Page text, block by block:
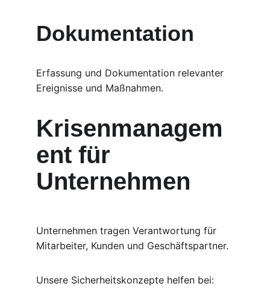
Dokumentation
Erfassung und Dokumentation relevanter
Ereignisse und Maßnahmen.
Krisenmanagem
ent für
Unternehmen
Unternehmen tragen Verantwortung für
Mitarbeiter, Kunden und Geschäftspartner.
Unsere Sicherheitskonzepte helfen bei: